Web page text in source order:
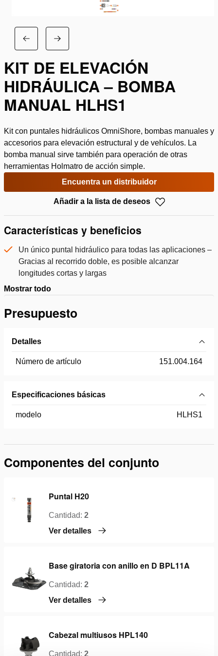
KIT DE ELEVACIÓN
HIDRÁULICA – BOMBA
MANUAL HLHS1
Kit con puntales hidráulicos OmniShore, bombas manuales y
accesorios para elevación estructural y de vehículos. La
bomba manual sirve también para operación de otras
herramientas Holmatro de acción simple.
Encuentra un distribuidor
Añadir a la lista de deseos
Características y beneficios
Un único puntal hidráulico para todas las aplicaciones –
Gracias al recorrido doble, es posible alcanzar
longitudes cortas y largas
Mostrar todo
Presupuesto
Detalles
Número de artículo 151.004.164
Especificaciones básicas
modelo HLHS1
Componentes del conjunto
Puntal H20
Cantidad: 2
Ver detalles
Base giratoria con anillo en D BPL11A
Cantidad: 2
Ver detalles
Cabezal multiusos HPL140
Cantidad: 2